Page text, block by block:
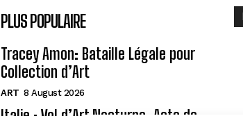
PLUS POPULAIRE
Tracey Amon: Bataille Légale pour
Collection d’Art
ART 8 August 2026